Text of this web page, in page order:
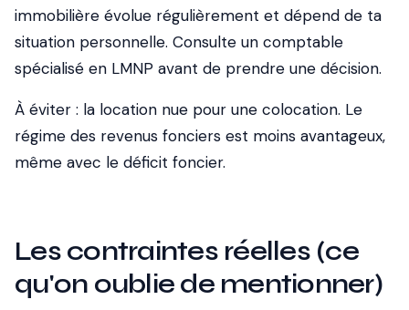
immobilière évolue régulièrement et dépend de ta
situation personnelle. Consulte un comptable
spécialisé en LMNP avant de prendre une décision.
À éviter : la location nue pour une colocation. Le
régime des revenus fonciers est moins avantageux,
même avec le déficit foncier.
Les contraintes réelles (ce
qu'on oublie de mentionner)